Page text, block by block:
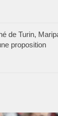
de Turin,
proposition